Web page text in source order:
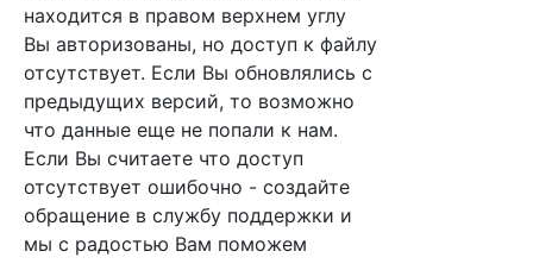
находится в правом верхнем углу
Вы авторизованы, но доступ к файлу
отсутствует. Если Вы обновлялись с
предыдущих версий, то возможно
что данные еще не попали к нам.
Если Вы считаете что доступ
отсутствует ошибочно - создайте
обращение в службу поддержки и
мы с радостью Вам поможем